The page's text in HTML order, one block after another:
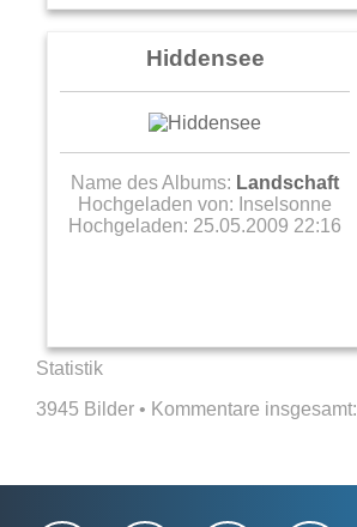
Hiddensee
Name des Albums: Landschaft
Hochgeladen von: Inselsonne
Hochgeladen: 25.05.2009 22:16
Statistik
3945 Bilder • Kommentare insgesamt: